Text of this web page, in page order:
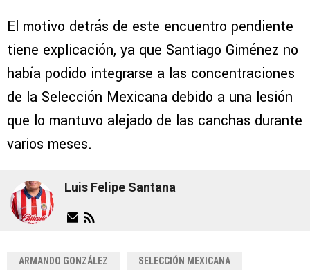
El motivo detrás de este encuentro pendiente
tiene explicación, ya que Santiago Giménez no
había podido integrarse a las concentraciones
de la Selección Mexicana debido a una lesión
que lo mantuvo alejado de las canchas durante
varios meses.
Luis Felipe Santana
ARMANDO GONZÁLEZ SELECCIÓN MEXICANA